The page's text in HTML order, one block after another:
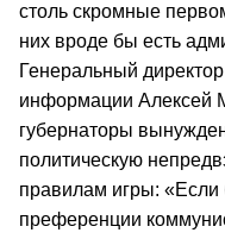
столь скромные
них вроде бы есть
Генеральный
информации Алексей
губернаторы
политическую
правилам игры: «Если
преференции